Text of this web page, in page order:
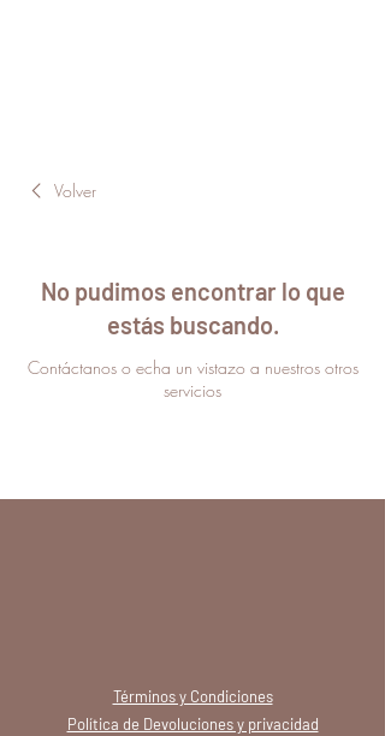
Volver
No pudimos encontrar lo que
estás buscando.
Contáctanos o echa un vistazo a nuestros otros
servicios
Términos y Condiciones
Política de Devoluciones y privacidad